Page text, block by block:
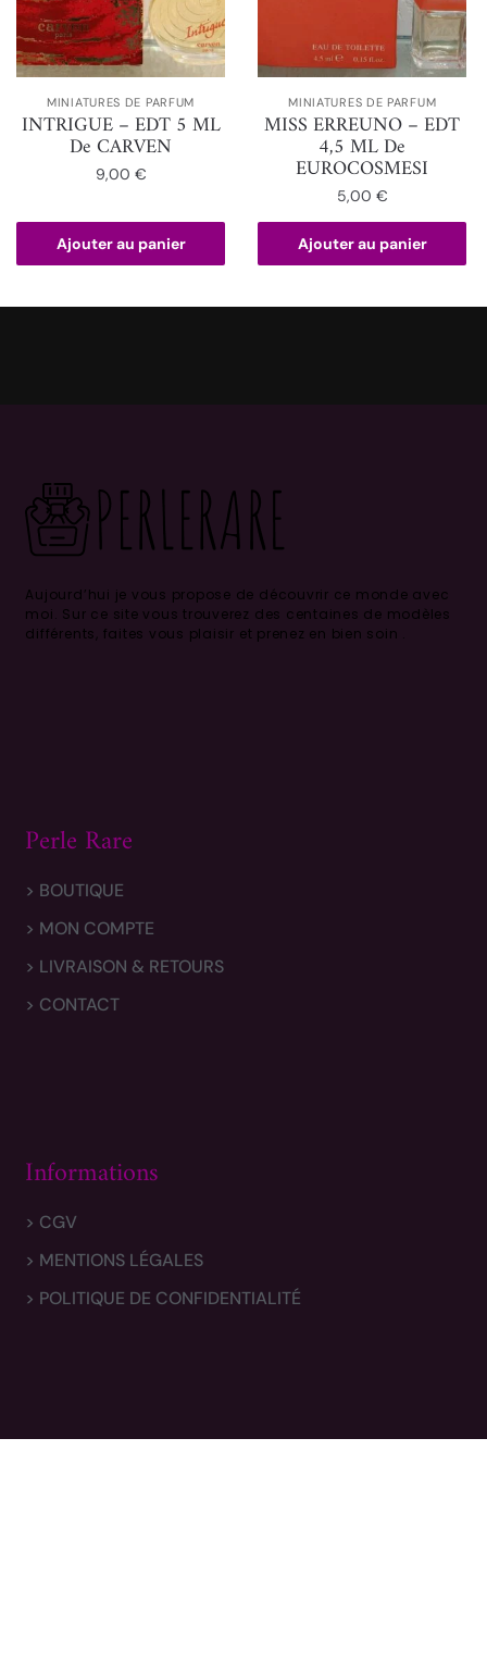
MINIATURES DE PARFUM
INTRIGUE – EDT 5 ML
De CARVEN
9,00 €
Ajouter au panier
MINIATURES DE PARFUM
MISS ERREUNO – EDT
4,5 ML De
EUROCOSMESI
5,00 €
Ajouter au panier
Aujourd’hui je vous propose de découvrir ce monde avec
moi. Sur ce site vous trouverez des centaines de modèles
différents, faites vous plaisir et prenez en bien soin .
Perle Rare
> BOUTIQUE
> MON COMPTE
> LIVRAISON & RETOURS
> CONTACT
Informations
> CGV
> MENTIONS LÉGALES
> POLITIQUE DE CONFIDENTIALITÉ